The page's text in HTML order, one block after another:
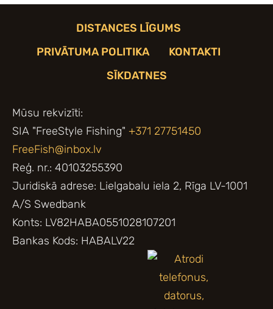
DISTANCES LĪGUMS
PRIVĀTUMA POLITIKA
KONTAKTI
SĪKDATNES
Mūsu rekvizīti:
SIA "FreeStyle Fishing" +371 27751450
FreeFish@inbox.lv
Reģ. nr.: 40103255390
Juridiskā adrese: Lielgabalu iela 2, Rīga LV-1001
A/S Swedbank
Konts: LV82HABA0551028107201
Bankas Kods: HABALV22